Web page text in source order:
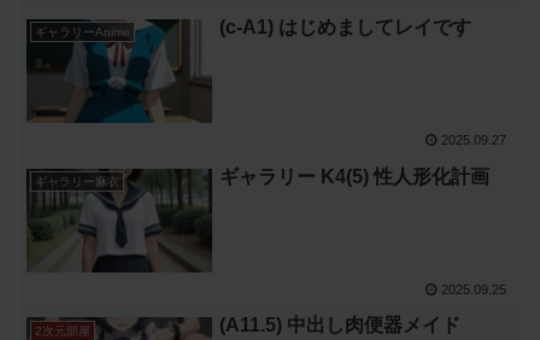
ギャラリーAnime (c-A1) はじめましてレイです
2025.09.27
ギャラリー麻衣 ギャラリー K4(5) 性人形化計画
2025.09.25
2次元部屋 (A11.5) 中出し肉便器メイド